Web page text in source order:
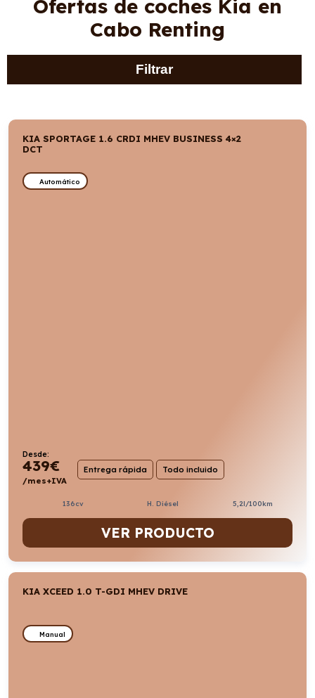
Ofertas de coches Kia en
Cabo Renting
Filtrar
KIA SPORTAGE 1.6 CRDI MHEV BUSINESS 4×2
DCT
Automático
Desde:
439€
/mes+IVA
Entrega rápida Todo incluido
136cv H. Diésel 5,2l/100km
VER PRODUCTO
KIA XCEED 1.0 T-GDI MHEV DRIVE
Manual